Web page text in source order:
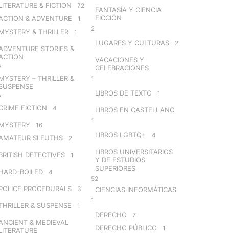
& FICTION 72
& ADVENTURE 1
& THRILLER 1
STORIES &
– THRILLER &
FICTION 4
16
SLEUTHS 2
DETECTIVES 1
BOILED 4
PROCEDURALS 3
& SUSPENSE 1
& MEDIEVAL
FANTASÍA Y CIENCIA
FICCIÓN
2
LUGARES Y CULTURAS 2
VACACIONES Y
CELEBRACIONES
1
LIBROS DE TEXTO 1
LIBROS EN CASTELLANO
1
LIBROS LGBTQ+ 4
LIBROS UNIVERSITARIOS
Y DE ESTUDIOS
SUPERIORES
52
CIENCIAS INFORMÁTICAS
1
DERECHO 7
DERECHO PÚBLICO 1